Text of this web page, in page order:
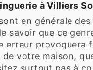
à Villiers
en générale
savoir que ce
erreur provoquera
votre maison,